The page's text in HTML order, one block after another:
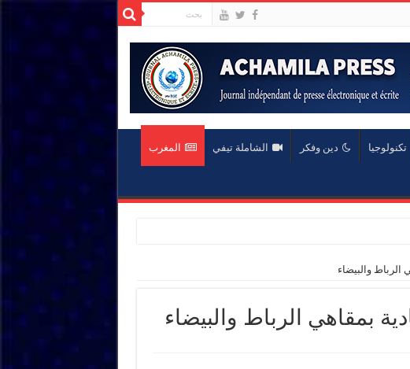
تكنولوجيا دين وفكر الشاملة تيفي المغرب
الرباط والبيضاء
بمقاهي الرباط والبيضاء